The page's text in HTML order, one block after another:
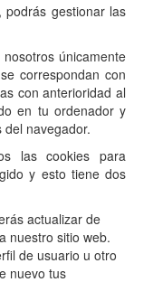
podrás gestionar las
únicamente
correspondan con
con anterioridad al
en tu ordenador y
navegador.
las cookies para
y esto tiene dos
actualizar de
nuestro sitio web.
de usuario u otro
nuevo tus